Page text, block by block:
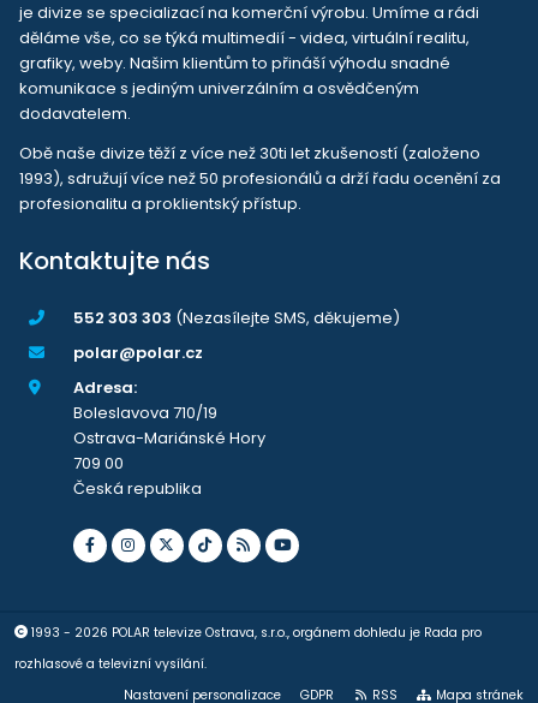
je divize se specializací na komerční výrobu. Umíme a rádi
děláme vše, co se týká multimedií - videa, virtuální realitu,
grafiky, weby. Našim klientům to přináší výhodu snadné
komunikace s jediným univerzálním a osvědčeným
dodavatelem.
Obě naše divize těží z více než 30ti let zkušeností (založeno
1993), sdružují více než 50 profesionálů a drží řadu ocenění za
profesionalitu a proklientský přístup.
Kontaktujte nás
552 303 303 (Nezasílejte SMS, děkujeme)
polar@polar.cz
Adresa:
Boleslavova 710/19
Ostrava-Mariánské Hory
709 00
Česká republika
1993 - 2026 POLAR televize Ostrava, s.r.o., orgánem dohledu je Rada pro
rozhlasové a televizní vysílání.
Nastavení personalizace
GDPR RSS Mapa stránek